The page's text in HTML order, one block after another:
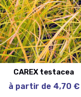
CAREX testacea
à partir de 4,70 €